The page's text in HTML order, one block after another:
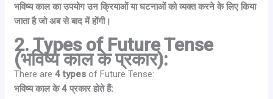
भविष्य काल का उपयोग उन क्रियाओं या घटनाओं को व्यक्त करने के लिए किया
जाता है जो अब से बाद में होंगी।
2. Types of Future Tense
(भविष्य काल के प्रकार):
There are4 types of Future Tense:
भविष्य काल के 4 प्रकार होते हैं: